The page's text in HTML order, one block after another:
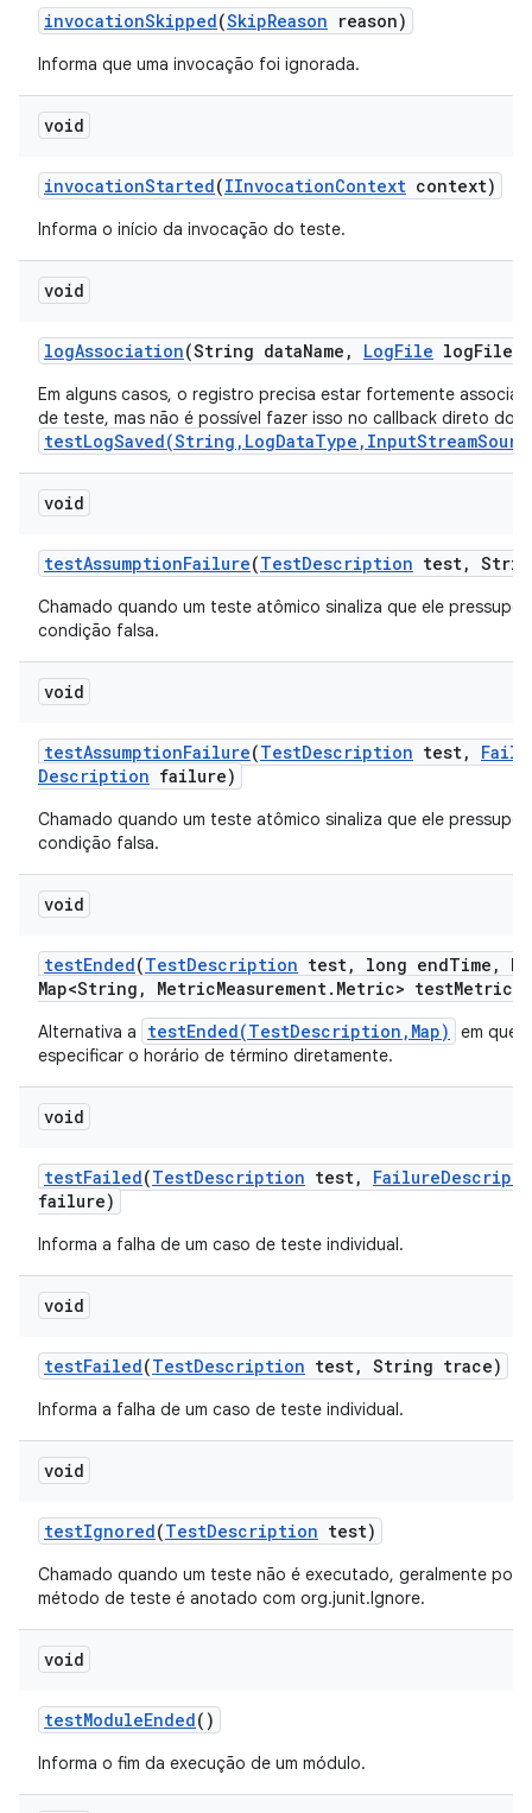
invocationSkipped(SkipReason reason)
Informa que uma invocação foi ignorada.
void
invocationStarted(IInvocationContext context)
Informa o início da invocação do teste.
void
logAssociation(String dataName , LogFile logFile)
Em alguns casos, o registro precisa estar fortemente
de teste, mas não é possível fazer isso no callback direto do
void
testAssumptionFailure(TestDescription test,
Chamado quando um teste atômico sinaliza que ele
condição falsa.
void
testAssumptionFailure(TestDescription test,
Description failure)
Chamado quando um teste atômico sinaliza que ele
condição falsa.
void
testEnded(TestDescription test, long endTime ,
Map<String , MetricMeasurement. Metric> testMetrics)
Alternativa a testEnded(TestDescription,Map)
em que
especificar o horário de término diretamente.
void
testFailed(TestDescription test, Failure
failure)
Informa a falha de um caso de teste individual.
void
testFailed(TestDescription test, String trace)
Informa a falha de um caso de teste individual.
void
testIgnored(TestDescription test)
Chamado quando um teste não é executado, geralmente
método de teste é anotado com org.junit.Ignore.
void
testModuleEnded()
Informa o fim da execução de um módulo.